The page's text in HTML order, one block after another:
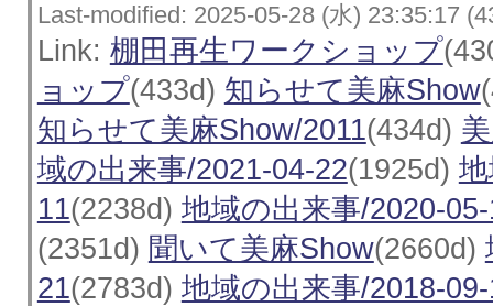
Last-modified: 2025-05-28 (水) 23:35:17
Link: 棚田再生ワークショップ
ョップ(433d) 知らせて美麻Show
知らせて美麻Show/2011(434d)
域の出来事/2021-04-22(1925d)
11(2238d) 地域の出来事/2020-
(2351d) 聞いて美麻Show(2660d)
21(2783d) 地域の出来事/2018-